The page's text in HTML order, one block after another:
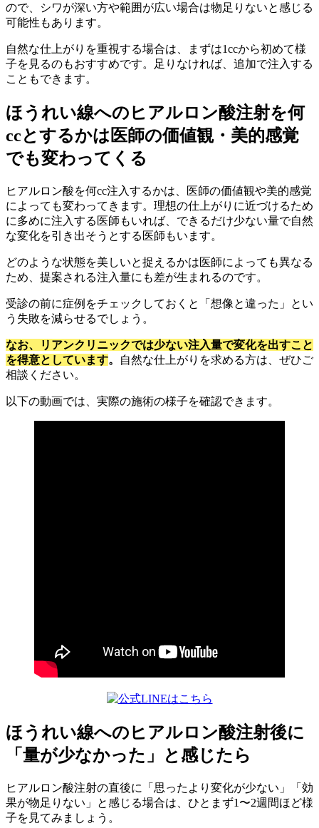
ので、シワが深い方や範囲が広い場合は物足りないと感じる
可能性もあります。
自然な仕上がりを重視する場合は、まずは1ccから初めて様
子を見るのもおすすめです。足りなければ、追加で注入する
こともできます。
ほうれい線へのヒアルロン酸注射を何
ccとするかは医師の価値観・美的感覚
でも変わってくる
ヒアルロン酸を何cc注入するかは、医師の価値観や美的感覚
によっても変わってきます。理想の仕上がりに近づけるため
に多めに注入する医師もいれば、できるだけ少ない量で自然
な変化を引き出そうとする医師もいます。
どのような状態を美しいと捉えるかは医師によっても異なる
ため、提案される注入量にも差が生まれるのです。
受診の前に症例をチェックしておくと「想像と違った」とい
う失敗を減らせるでしょう。
なお、リアンクリニックでは少ない注入量で変化を出すこと
を得意としています。
自然な仕上がりを求める方は、ぜひご
相談ください。
以下の動画では、実際の施術の様子を確認できます。
ほうれい線へのヒアルロン酸注射後に
「量が少なかった」と感じたら
ヒアルロン酸注射の直後に「思ったより変化が少ない」「効
果が物足りない」と感じる場合は、ひとまず1〜2週間ほど様
子を見てみましょう。